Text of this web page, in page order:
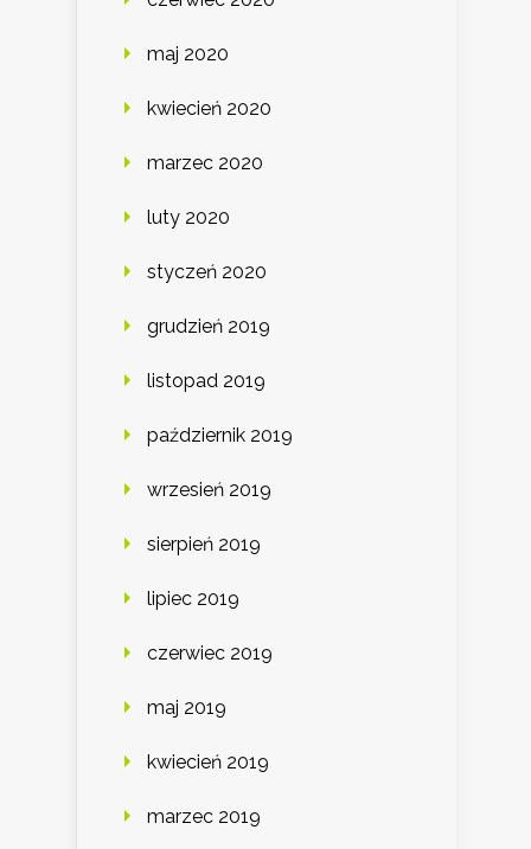
maj 2020
kwiecień 2020
marzec 2020
luty 2020
styczeń 2020
grudzień 2019
listopad 2019
październik 2019
wrzesień 2019
sierpień 2019
lipiec 2019
czerwiec 2019
maj 2019
kwiecień 2019
marzec 2019